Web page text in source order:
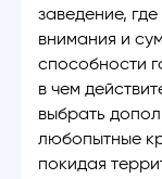
заведение,
внимания и
способности
в чем
выбрать
любопытные
покидая